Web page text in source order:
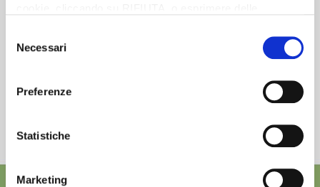
desideri accettare e cliccando ACCETTA SELEZIONATI.
delNecessari
Preferenze
Statistiche
Marketing